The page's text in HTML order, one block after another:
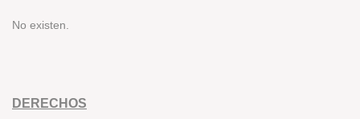
No existen.
DERECHOS